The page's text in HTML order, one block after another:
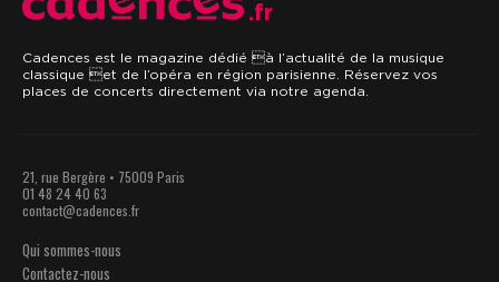
.fr
Cadences est le magazine dédié à l’actualité de la musique
classique et de l’opéra en région parisienne. Réservez vos
places de concerts directement via notre agenda.
21, rue Bergère • 75009 Paris
01 48 24 40 63
contact@cadences.fr
Qui sommes-nous
Contactez-nous